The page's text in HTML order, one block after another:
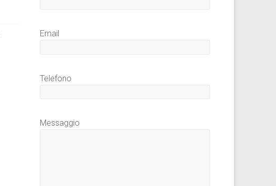
Email
Telefono
Messaggio